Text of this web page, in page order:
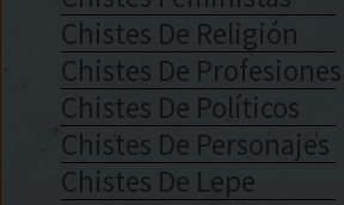
Chistes De Religión
Chistes De Profesiones
Chistes De Políticos
Chistes De Personajes
Chistes De Lepe